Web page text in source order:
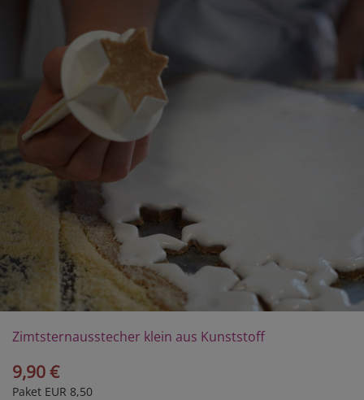
Zimtsternausstecher klein aus Kunststoff
9,90 €
Paket EUR 8,50